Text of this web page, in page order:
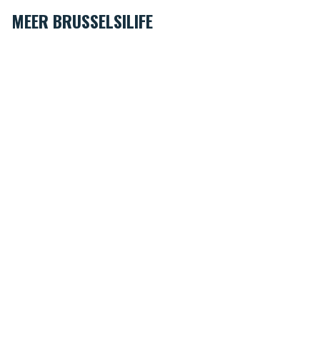
MEER BRUSSELSILIFE